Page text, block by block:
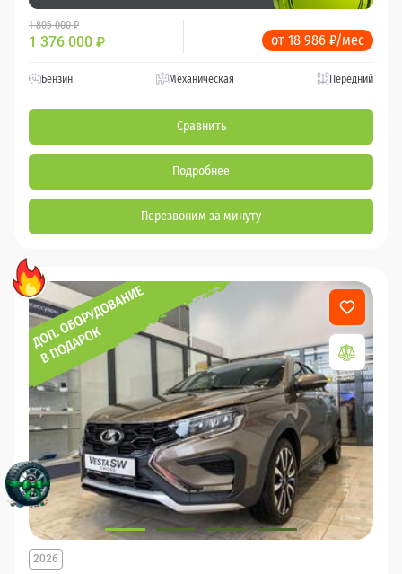
1 805 000 ₽
1 376 000 ₽ от 18 986 ₽/мес
Бензин Механическая Передний
Сравнить
Подробнее
Перезвоним за минуту
2026